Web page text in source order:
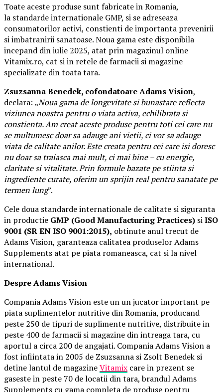
Toate aceste produse sunt fabricate in Romania,
la standarde internationale GMP, si se adreseaza
consumatorilor activi, constienti de importanta prevenirii
si imbatranirii sanatoase. Noua gama este disponibila
incepand din iulie 2025, atat prin magazinul online
Vitamix.ro, cat si in retele de farmacii si magazine
specializate din toata tara.
Zsuzsanna Benedek, cofondatoare Adams Vision,
declara: „Noua gama de longevitate si bunastare reflecta
viziunea noastra pentru o viata activa, echilibrata si
constienta. Am creat aceste produse pentru toti cei care nu
se multumesc doar sa adauge ani vietii, ci vor sa adauge
viata de calitate anilor. Este creata pentru cei care isi doresc
nu doar sa traiasca mai mult, ci mai bine – cu energie,
claritate si vitalitate. Prin formule bazate pe stiinta si
ingrediente curate, oferim un sprijin real pentru sanatate pe
termen lung”.
Cele doua standarde internationale de calitate si siguranta
in productie GMP (Good Manufacturing Practices) siISO
9001 (SR EN ISO 9001:2015), obtinute anul trecut de
Adams Vision, garanteaza calitatea produselor Adams
Supplements atat pe piata romaneasca, cat si la nivel
international.
Despre Adams Vision
Compania Adams Vision este un un jucator important pe
piata suplimentelor nutritive din Romania, producand
peste 250 de tipuri de suplimente nutritive, distribuite in
peste 400 de farmacii si magazine din intreaga tara, cu
aportul a circa 200 de angajati. Compania Adams Vision a
fost infiintata in 2005 de Zsuzsanna si Zsolt Benedek si
detine lantul de magazineVitamix care in prezent se
gaseste in peste 70 de locatii din tara, brandul Adams
Supplements cu gama completa de produse pentru